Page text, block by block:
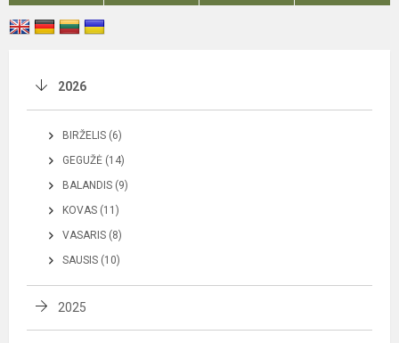
2026
BIRŽELIS (6)
GEGUŽĖ (14)
BALANDIS (9)
KOVAS (11)
VASARIS (8)
SAUSIS (10)
2025